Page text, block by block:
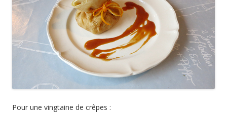
Pour une vingtaine de crêpes :